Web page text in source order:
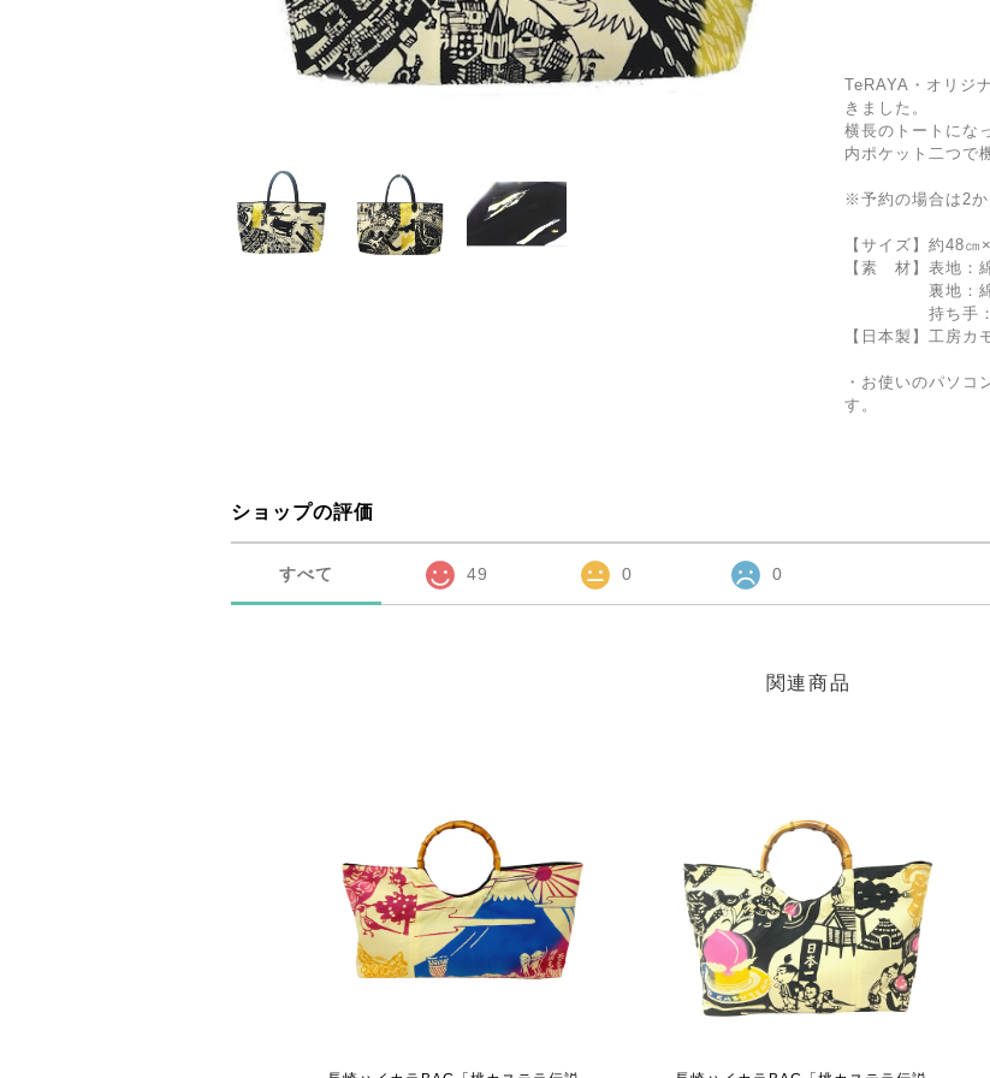
TeRAYA・オリジ
きました。
横長のトートにな
内ポケット二つで
※予約の場合は2か
【サイズ】約48
【素 材】表地：
裏地：綿
持ち手：
【日本製】工房カ
・お使いのパソコ
す。
ショップの評価
すべて 49 0 0
関連商品